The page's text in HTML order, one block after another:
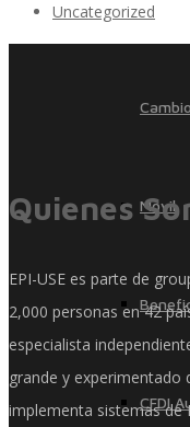
Cambio
Móvil
CFDI
Uncategorized
Quienes
EPI-USE es parte de
2,000 personas en 42
especialista
grande y experimentado
implementa sistemas de